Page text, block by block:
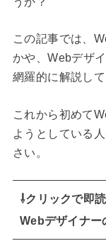
この記事では、
かや、Webデザ
網羅的に解説して
これから初めて
ようとしている
さい。
⇩クリックで即
Webデザイナー